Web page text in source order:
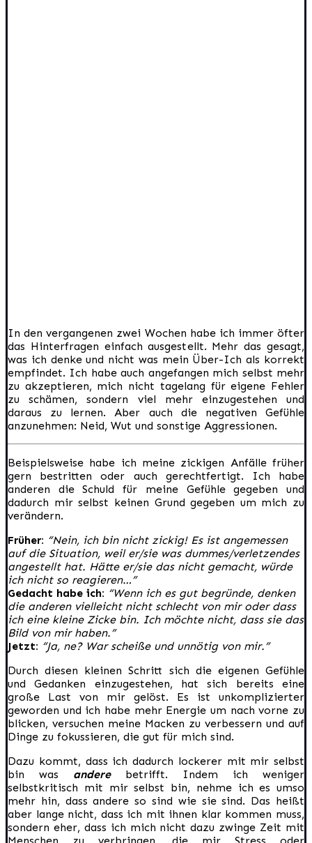
In den vergangenen zwei Wochen habe ich immer öfter
das Hinterfragen einfach ausgestellt. Mehr das gesagt,
was ich denke und nicht was mein Über-Ich als korrekt
empfindet. Ich habe auch angefangen mich selbst mehr
zu akzeptieren, mich nicht tagelang für eigene Fehler
zu schämen, sondern viel mehr einzugestehen und
daraus zu lernen. Aber auch die negativen Gefühle
anzunehmen: Neid, Wut und sonstige Aggressionen.
Beispielsweise habe ich meine zickigen Anfälle früher
gern bestritten oder auch gerechtfertigt. Ich habe
anderen die Schuld für meine Gefühle gegeben und
dadurch mir selbst keinen Grund gegeben um mich zu
verändern.
Früher: “Nein, ich bin nicht zickig! Es ist angemessen
auf die Situation, weil er/sie was dummes/verletzendes
angestellt hat. Hätte er/sie das nicht gemacht, würde
ich nicht so reagieren…”
Gedacht habe ich: “Wenn ich es gut begründe, denken
die anderen vielleicht nicht schlecht von mir oder dass
ich eine kleine Zicke bin. Ich möchte nicht, dass sie das
Bild von mir haben.”
Jetzt: “Ja, ne? War scheiße und unnötig von mir.”
Durch diesen kleinen Schritt sich die eigenen Gefühle
und Gedanken einzugestehen, hat sich bereits eine
große Last von mir gelöst. Es ist unkomplizierter
geworden und ich habe mehr Energie um nach vorne zu
blicken, versuchen meine Macken zu verbessern und auf
Dinge zu fokussieren, die gut für mich sind.
Dazu kommt, dass ich dadurch lockerer mit mir selbst
bin was anderebetrifft. Indem ich weniger
selbstkritisch mit mir selbst bin, nehme ich es umso
mehr hin, dass andere so sind wie sie sind. Das heißt
aber lange nicht, dass ich mit ihnen klar kommen muss,
sondern eher, dass ich mich nicht dazu zwinge Zeit mit